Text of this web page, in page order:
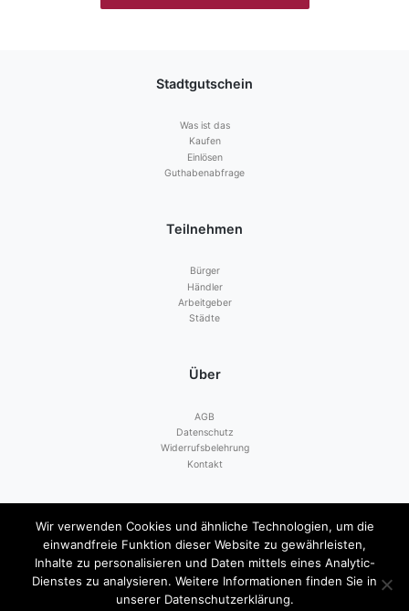
Stadtgutschein
Was ist das
Kaufen
Einlösen
Guthabenabfrage
Teilnehmen
Bürger
Händler
Arbeitgeber
Städte
Über
AGB
Datenschutz
Widerrufsbelehrung
Kontakt
Zahlen mit
Wir verwenden Cookies und ähnliche Technologien, um die
einwandfreie Funktion dieser Website zu gewährleisten,
Inhalte zu personalisieren und Daten mittels eines Analytic-
Dienstes zu analysieren. Weitere Informationen finden Sie in
unserer Datenschutzerklärung.